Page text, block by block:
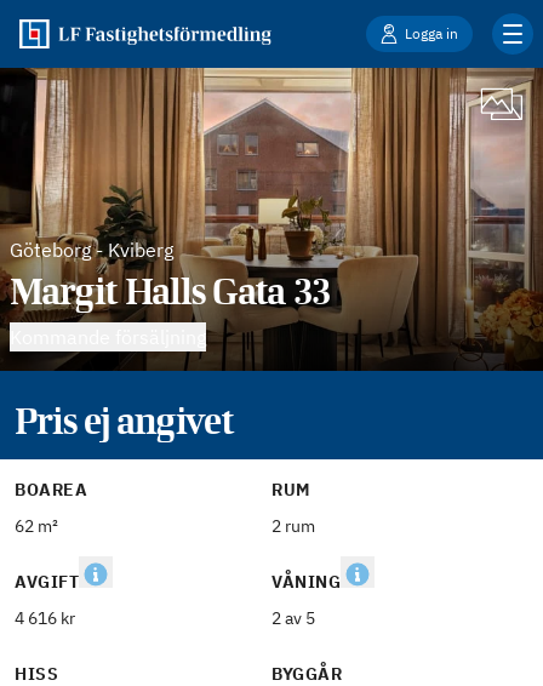
Logga in
Göteborg-Kviberg
Margit Halls Gata 33
Pris ej angivet
BOAREA
62 m²
RUM
2 rum
AVGIFT
4 616 kr
VÅNING
2 av 5
HISS
BYGGÅR